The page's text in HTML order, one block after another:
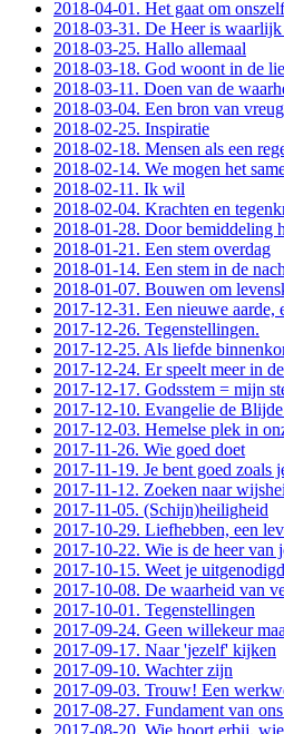
2018-04-01. Het gaat om onszelf
2018-03-31. De Heer is waarlijk
2018-03-25. Hallo allemaal
2018-03-18. God woont in de
2018-03-11. Doen van de
2018-03-04. Een bron van
2018-02-25. Inspiratie
2018-02-18. Mensen als een
2018-02-14. We mogen het
2018-02-11. Ik wil
2018-02-04. Krachten en
2018-01-28. Door bemiddeling
2018-01-21. Een stem overdag
2018-01-14. Een stem in de
2018-01-07. Bouwen om
2017-12-31. Een nieuwe aarde,
2017-12-26. Tegenstellingen.
2017-12-25. Als liefde
2017-12-24. Er speelt meer in
2017-12-17. Godsstem = mijn
2017-12-10. Evangelie de
2017-12-03. Hemelse plek in
2017-11-26. Wie goed doet
2017-11-19. Je bent goed zoals
2017-11-12. Zoeken naar
2017-11-05. (Schijn)heiligheid
2017-10-29. Liefhebben, een
2017-10-22. Wie is de heer van
2017-10-15. Weet je uitgenodigd
2017-10-08. De waarheid van
2017-10-01. Tegenstellingen
2017-09-24. Geen willekeur
2017-09-17. Naar 'jezelf' kijken
2017-09-10. Wachter zijn
2017-09-03. Trouw! Een
2017-08-27. Fundament van
2017-08-20. Wie hoort erbij,